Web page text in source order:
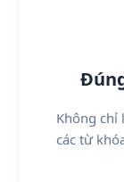
Không chỉ
các từ